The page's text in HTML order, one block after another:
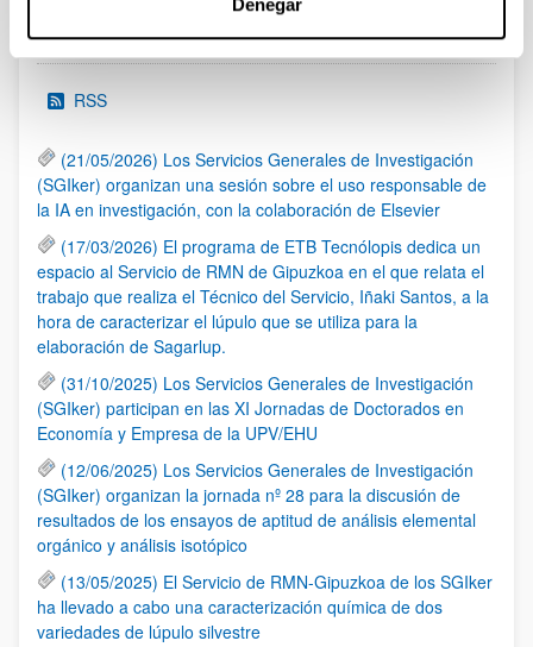
Denegar
Noticias
RSS
(21/05/2026) Los Servicios Generales de Investigación
(SGIker) organizan una sesión sobre el uso responsable de
la IA en investigación, con la colaboración de Elsevier
(17/03/2026) El programa de ETB Tecnólopis dedica un
espacio al Servicio de RMN de Gipuzkoa en el que relata el
trabajo que realiza el Técnico del Servicio, Iñaki Santos, a la
hora de caracterizar el lúpulo que se utiliza para la
elaboración de Sagarlup.
(31/10/2025) Los Servicios Generales de Investigación
(SGIker) participan en las XI Jornadas de Doctorados en
Economía y Empresa de la UPV/EHU
(12/06/2025) Los Servicios Generales de Investigación
(SGIker) organizan la jornada nº 28 para la discusión de
resultados de los ensayos de aptitud de análisis elemental
orgánico y análisis isotópico
(13/05/2025) El Servicio de RMN-Gipuzkoa de los SGIker
ha llevado a cabo una caracterización química de dos
variedades de lúpulo silvestre